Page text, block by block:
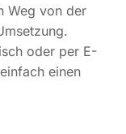
Weg von der
oder per E-
einen